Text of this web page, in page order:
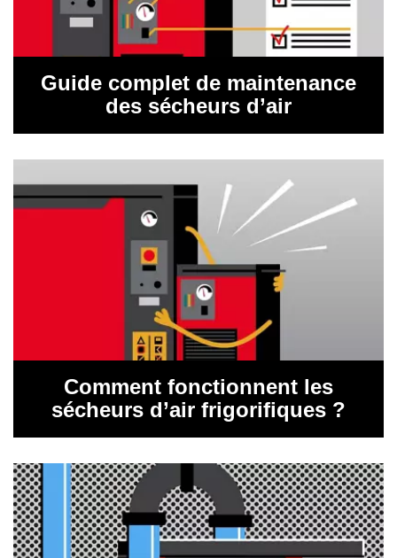
Guide complet de maintenance
des sécheurs d’air
Comment fonctionnent les
sécheurs d’air frigorifiques ?